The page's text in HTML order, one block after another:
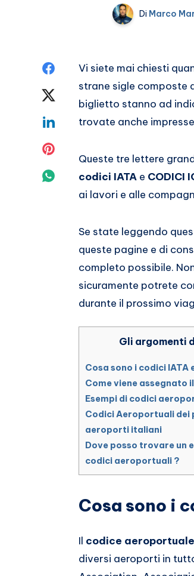
Di Marco
Condividi
Condividi
Pinterest
Condividi
Vi siete mai chiesti
strane sigle composte
biglietto stanno ad
trovate anche
Queste tre lettere
codici IATA e CODICI
ai lavori e alle
Se state leggendo
queste pagine e di
completo possibile.
sicuramente potrete
durante il prossimo
Gli argomenti
Cosa sono i codici IATA
Come viene assegnato
Esempi di codici
Codici Aeroportuali dei
aeroporti italiani
Dove posso trovare un
codici aeroportuali ?
Cosa sono i
Il codice aeroportuale
diversi aeroporti in